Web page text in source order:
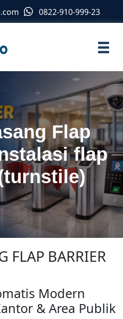
0822-910-999-23
Flap
flap
FLAP BARRIER
Modern
& Area Publik